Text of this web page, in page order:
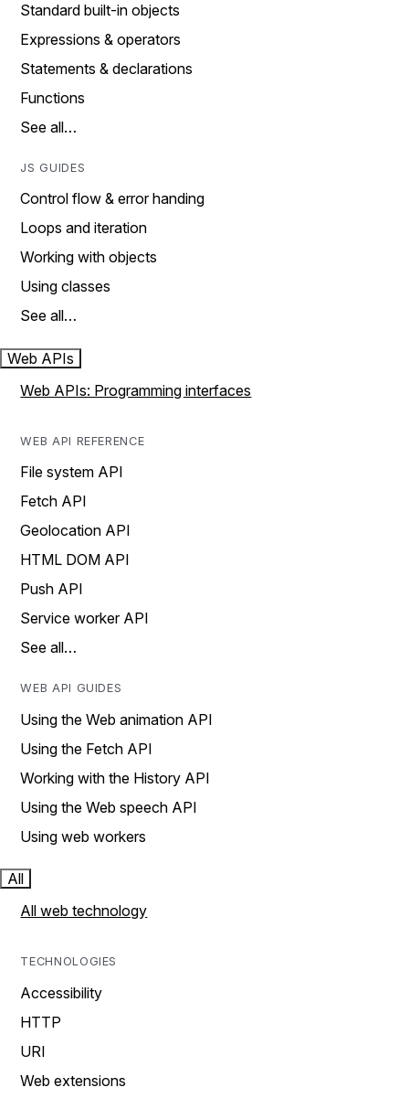
Standard built-in objects
Expressions & operators
Statements & declarations
Functions
See all…
JS GUIDES
Control flow & error handing
Loops and iteration
Working with objects
Using classes
See all…
Web APIs
Web APIs: Programming interfaces
WEB API REFERENCE
File system API
Fetch API
Geolocation API
HTML DOM API
Push API
Service worker API
See all…
WEB API GUIDES
Using the Web animation API
Using the Fetch API
Working with the History API
Using the Web speech API
Using web workers
All
All web technology
TECHNOLOGIES
Accessibility
HTTP
URI
Web extensions